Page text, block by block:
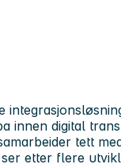
innen digital
tett
etter flere